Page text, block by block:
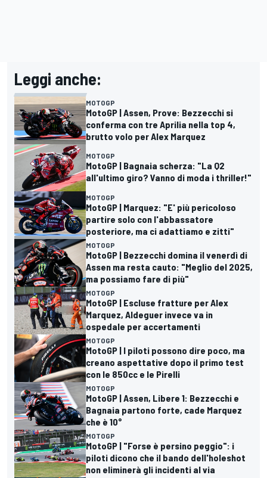
Leggi anche:
MOTOGP
MotoGP | Assen, Prove: Bezzecchi si
conferma con tre Aprilia nella top 4,
brutto volo per Alex Marquez
MOTOGP
MotoGP | Bagnaia scherza: "La Q2
all'ultimo giro? Vanno di moda i thriller!"
MOTOGP
MotoGP | Marquez: "E' più pericoloso
partire solo con l'abbassatore
posteriore, ma ci adattiamo e zitti"
MOTOGP
MotoGP | Bezzecchi domina il venerdì di
Assen ma resta cauto: "Meglio del 2025,
ma possiamo fare di più"
MOTOGP
MotoGP | Escluse fratture per Alex
Marquez, Aldeguer invece va in
ospedale per accertamenti
MOTOGP
MotoGP | I piloti possono dire poco, ma
creano aspettative dopo il primo test
con le 850cc e le Pirelli
MOTOGP
MotoGP | Assen, Libere 1: Bezzecchi e
Bagnaia partono forte, cade Marquez
che è 10°
MOTOGP
MotoGP | "Forse è persino peggio": i
piloti dicono che il bando dell'holeshot
non eliminerà gli incidenti al via